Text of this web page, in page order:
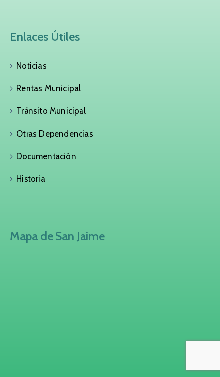
Enlaces Útiles
Noticias
Rentas Municipal
Tránsito Municipal
Otras Dependencias
Documentación
Historia
Mapa de San Jaime